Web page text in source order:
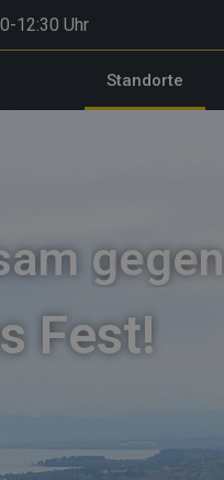
12:30 Uhr
Standorte
gegen
Fest!